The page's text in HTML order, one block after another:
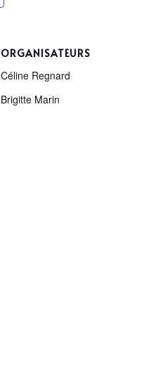
ORGANISATEURS
Céline Regnard
Brigitte Marin